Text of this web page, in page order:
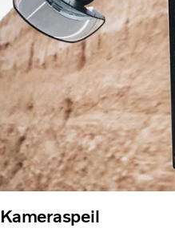
Kameraspeil